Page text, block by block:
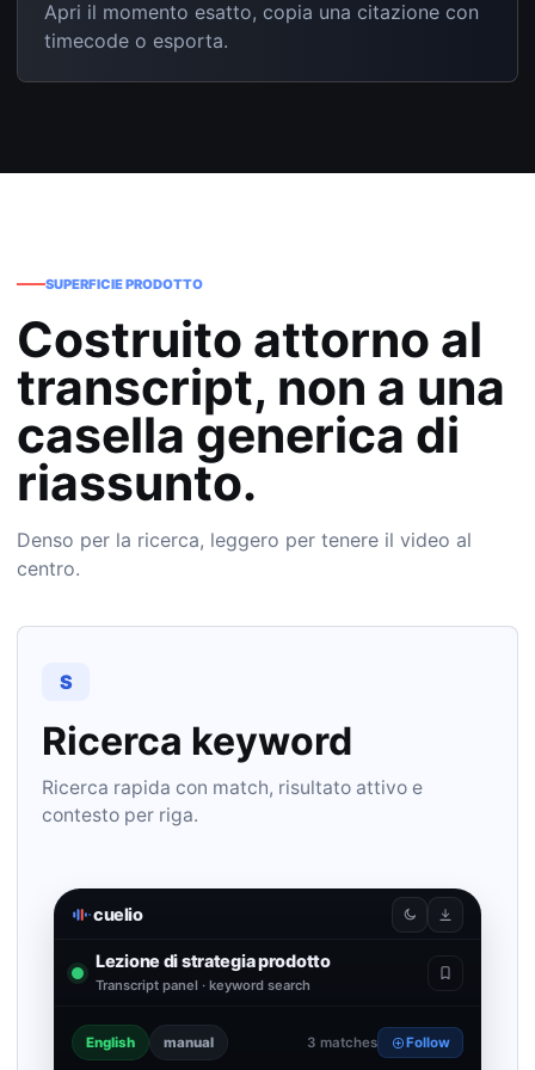
Apri il momento esatto, copia una citazione con
timecode o esporta.
SUPERFICIE PRODOTTO
Costruito attorno al
transcript, non a una
casella generica di
riassunto.
Denso per la ricerca, leggero per tenere il video al
centro.
S
Ricerca keyword
Ricerca rapida con match, risultato attivo e
contesto per riga.
cuelio
Lezione di strategia prodotto
Transcript panel · keyword search
English manual 3 matches Follow